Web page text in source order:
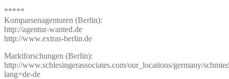
*****
Komparsenagenturen (Berlin):
http://agentur-wanted.de
http://www.extras-berlin.de
Marktforschungen (Berlin):
http://www.schlesingerassociates.com/our_locations/germany/
lang=de-de